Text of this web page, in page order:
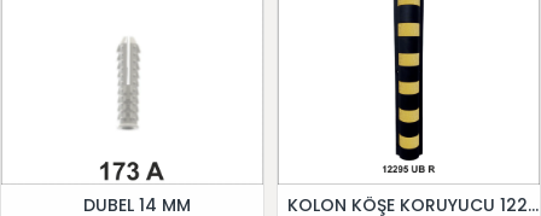
DUBEL 14 MM KOLON KÖŞE KORUYUCU 12295 UB R